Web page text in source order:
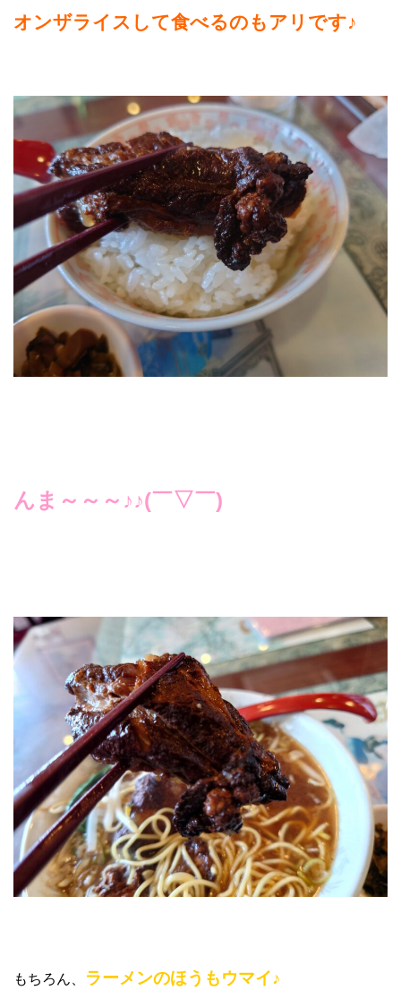
オンザライスして食べるのもアリです♪
んま～～～♪♪(￣▽￣)
もちろん、 ラーメンのほうもウマイ♪